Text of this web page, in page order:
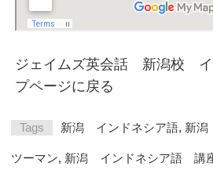
ジェイムズ英会話 新潟校 イ
プページに戻る
Tags 新潟 インドネシア語, 新
ツーマン, 新潟 インドネシア語 講